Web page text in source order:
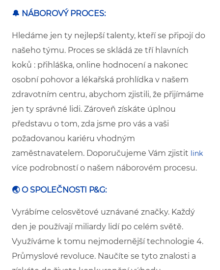
🔔 NÁBOROVÝ PROCES:
Hledáme jen ty nejlepší talenty, kteří se připojí do
našeho týmu. Proces se skládá ze tří hlavních
koků : přihláška, online hodnocení a nakonec
osobní pohovor a lékařská prohlídka v našem
zdravotním centru, abychom zjistili, že přijímáme
jen ty správné lidi. Zároveň získáte úplnou
představu o tom, zda jsme pro vás a vaši
požadovanou kariéru vhodným
zaměstnavatelem. Doporučujeme Vám zjistit link
více podrobností o našem náborovém procesu.
🌏 O SPOLEČNOSTI P&G:
Vyrábíme celosvětové uznávané značky. Každý
den je používají miliardy lidí po celém světě.
Využíváme k tomu nejmodernější technologie 4.
Průmyslové revoluce. Naučíte se tyto znalosti a